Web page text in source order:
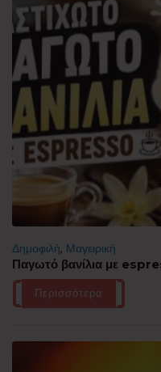
Δημοφιλή, Μαγειρική
Παγωτό βανίλια με
Περισσότερα